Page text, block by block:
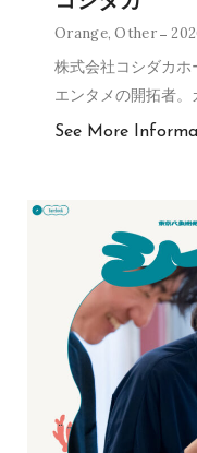
Orange,Other
株式会社コシダカホ
エンタメの開拓者
See More